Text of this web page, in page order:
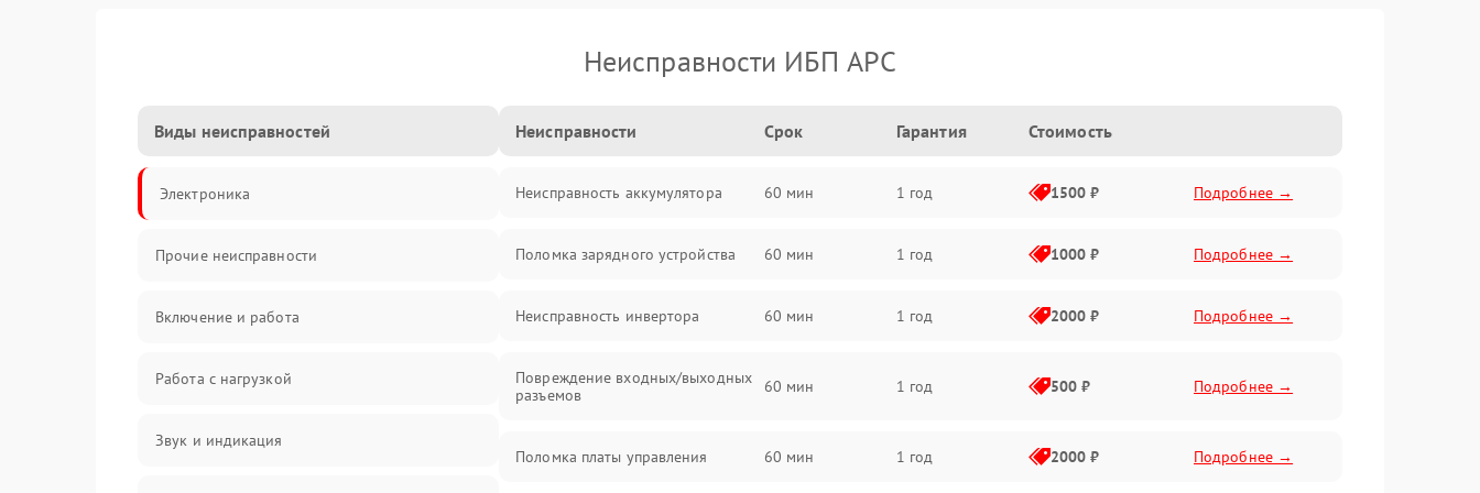
Неисправности ИБП APC
Виды неисправностей
Электроника
Прочие неисправности
Включение и работа
Работа с нагрузкой
Звук и индикация
Неисправности Срок Гарантия Стоимость
Неисправность аккумулятора 60 мин 1 год 1500 ₽ Подробнее →
Поломка зарядного устройства 60 мин 1 год 1000 ₽ Подробнее →
Неисправность инвертора 60 мин 1 год 2000 ₽ Подробнее →
Повреждение входных/выходных
разъемов
60 мин 1 год 500 ₽ Подробнее →
Поломка платы управления 60 мин 1 год 2000 ₽ Подробнее →